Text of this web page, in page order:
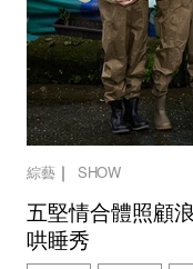
綜藝｜ SHOW
五堅情合體照顧
哄睡秀